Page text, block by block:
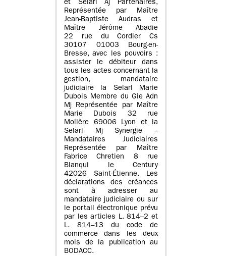
et Selarl Aj Partenaires,
Représentée par Maître
Jean-Baptiste Audras et
Maître Jérôme Abadie
22 rue du Cordier Cs
30107 01003 Bourg-en-
Bresse, avec les pouvoirs :
assister le débiteur dans
tous les actes concernant la
gestion, mandataire
judiciaire la Selarl Marie
Dubois Membre du Gie Adn
Mj Représentée par Maître
Marie Dubois 32 rue
Molière 69006 Lyon et la
Selarl Mj Synergie –
Mandataires Judiciaires
Représentée par Maître
Fabrice Chretien 8 rue
Blanqui le Century
42026 Saint-Étienne. Les
déclarations des créances
sont à adresser au
mandataire judiciaire ou sur
le portail électronique prévu
par les articles L. 814–2 et
L. 814–13 du code de
commerce dans les deux
mois de la publication au
BODACC.